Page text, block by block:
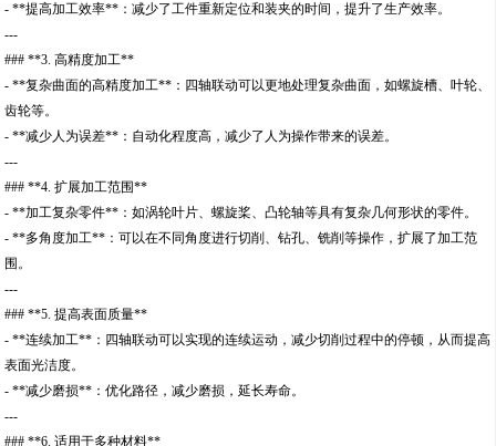
- **提高加工效率**：减少了工件重新定位和装夹的时间，提升了生产效率。
---
### **3. 高精度加工**
- **复杂曲面的高精度加工**：四轴联动可以更地处理复杂曲面，如螺旋槽、叶轮、
齿轮等。
- **减少人为误差**：自动化程度高，减少了人为操作带来的误差。
---
### **4. 扩展加工范围**
- **加工复杂零件**：如涡轮叶片、螺旋桨、凸轮轴等具有复杂几何形状的零件。
- **多角度加工**：可以在不同角度进行切削、钻孔、铣削等操作，扩展了加工范
围。
---
### **5. 提高表面质量**
- **连续加工**：四轴联动可以实现的连续运动，减少切削过程中的停顿，从而提高
表面光洁度。
- **减少磨损**：优化路径，减少磨损，延长寿命。
---
### **6. 适用于多种材料**